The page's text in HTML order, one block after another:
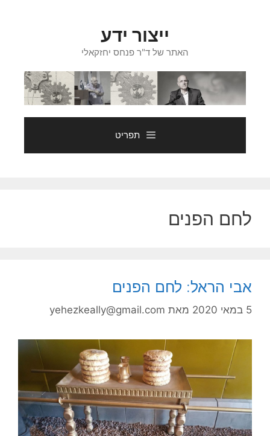
ייצור ידע
האתר של ד"ר פנחס יחזקאלי
תפריט
לחם הפנים
אבי הראל: לחם הפנים
5 במאי 2020 מאת yehezkeally@gmail.com